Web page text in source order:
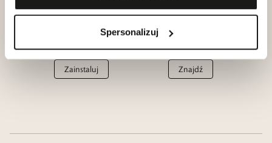
Spersonalizuj
Aplikacja
W.KRUK
Zainstaluj
Salony
W.KRUK
Znajdź